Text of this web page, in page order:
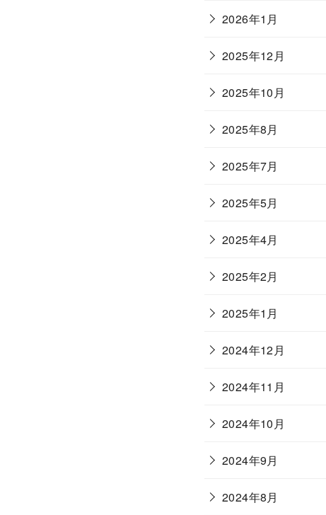
2026年1月
2025年12月
2025年10月
2025年8月
2025年7月
2025年5月
2025年4月
2025年2月
2025年1月
2024年12月
2024年11月
2024年10月
2024年9月
2024年8月